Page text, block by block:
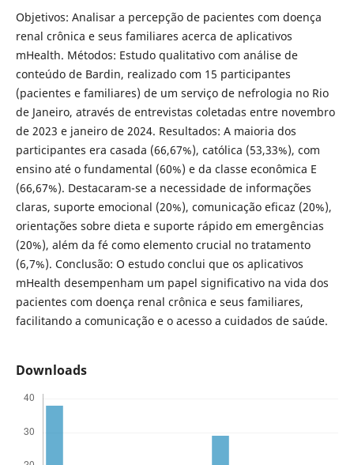
Objetivos: Analisar a percepção de pacientes com doença
renal crônica e seus familiares acerca de aplicativos
mHealth. Métodos: Estudo qualitativo com análise de
conteúdo de Bardin, realizado com 15 participantes
(pacientes e familiares) de um serviço de nefrologia no Rio
de Janeiro, através de entrevistas coletadas entre novembro
de 2023 e janeiro de 2024. Resultados: A maioria dos
participantes era casada (66,67%), católica (53,33%), com
ensino até o fundamental (60%) e da classe econômica E
(66,67%). Destacaram-se a necessidade de informações
claras, suporte emocional (20%), comunicação eficaz (20%),
orientações sobre dieta e suporte rápido em emergências
(20%), além da fé como elemento crucial no tratamento
(6,7%). Conclusão: O estudo conclui que os aplicativos
mHealth desempenham um papel significativo na vida dos
pacientes com doença renal crônica e seus familiares,
facilitando a comunicação e o acesso a cuidados de saúde.
Downloads